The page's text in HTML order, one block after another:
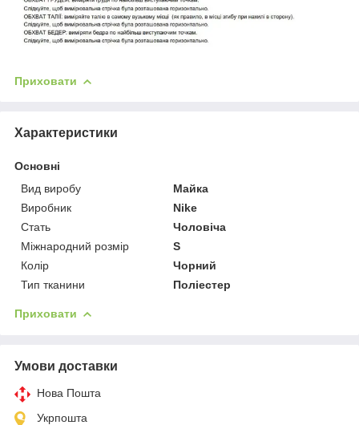
Приховати
Характеристики
Основні
Вид виробу
Майка
Виробник
Nike
Стать
Чоловіча
Міжнародний розмір
S
Колір
Чорний
Тип тканини
Поліестер
Приховати
Умови доставки
Нова Пошта
Укрпошта